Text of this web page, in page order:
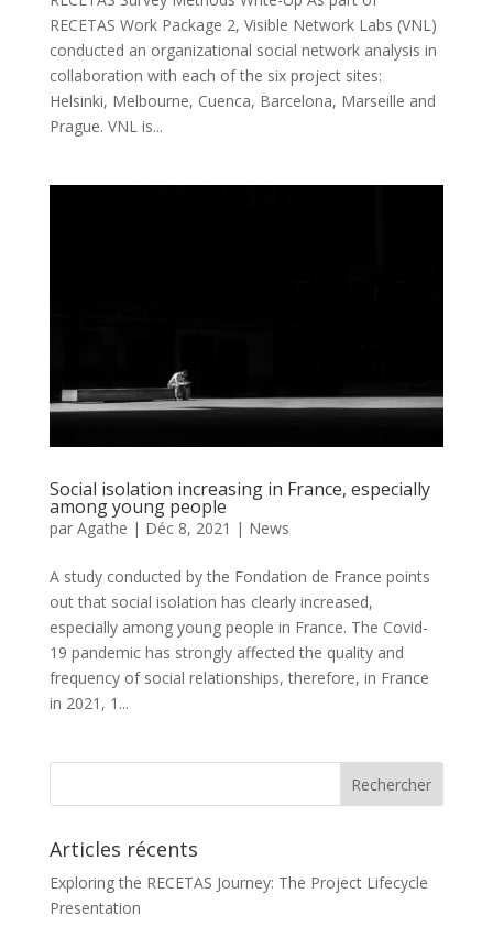
RECETAS Work Package 2, Visible Network Labs (VNL)
conducted an organizational social network analysis in
collaboration with each of the six project sites:
Helsinki, Melbourne, Cuenca, Barcelona, Marseille and
Prague. VNL is...
Social isolation increasing in France, especially
among young people
par Agathe | Déc 8, 2021 | News
A study conducted by the Fondation de France points
out that social isolation has clearly increased,
especially among young people in France. The Covid-
19 pandemic has strongly affected the quality and
frequency of social relationships, therefore, in France
in 2021, 1...
Articles récents
Exploring the RECETAS Journey: The Project Lifecycle
Presentation